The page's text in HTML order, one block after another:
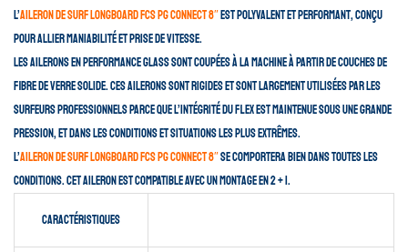
L’aileron de surf Longboard FCS PG Connect 8″ est polyvalent et performant, conçu
pour allier maniabilité et prise de vitesse.
Les ailerons en Performance Glass sont coupées à la machine à partir de couches de
fibre de verre solide. Ces ailerons sont rigides et sont largement utilisées par les
surfeurs professionnels parce que l’intégrité du flex est maintenue sous une grande
pression, et dans les conditions et situations les plus extrêmes.
L’aileron de surf Longboard FCS PG Connect 8″se comportera bien dans toutes les
conditions. Cet aileron est compatible avec un montage en 2 + 1.
Caractéristiques